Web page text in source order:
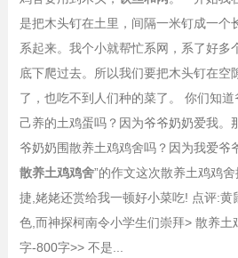
是把木头钉在土里，间隔一米钉成一个
系起来。我个小就帮忙系网，系了好多
底下爬过去。所以我们要把木头钉在空
了，也吃不到人们种的菜了。 你们知
己养的土鸡蛋吗？因为爷爷奶奶爱我。
爷奶奶围散养土鸡鸡舍吗？因为我爱爷
散养土鸡鸡舍”的作文这次散养土鸡鸡
捷,姥姥还赏给我一顿好小菜吃! 点评:黄
色,而神探柯南令小学生们崇拜> 散养
字-800字>> 不是...